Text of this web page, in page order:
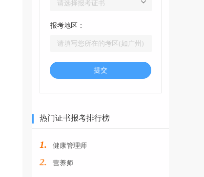
报考地区：
提交
热门证书报考排行榜
1. 健康管理师
2. 营养师